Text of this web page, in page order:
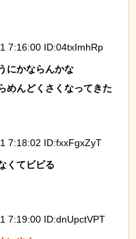
7:16:00 ID:04txImhRp
にかならんかな
めんどくさくなってきた
7:18:02 ID:fxxFgxZyT
くてビビる
7:19:00 ID:dnUpctVPT